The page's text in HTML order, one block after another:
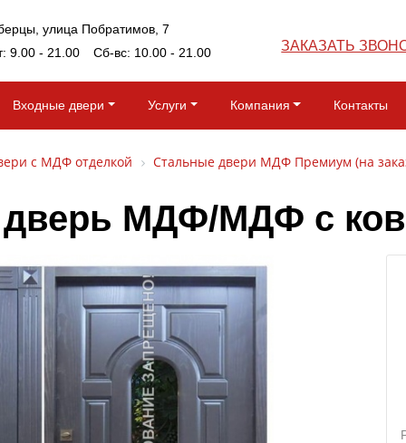
улица Побратимов, 7
9.00 - 21.00 Сб-вс: 10.00 - 21.00
ЗАКАЗАТЬ
Входные двери Услуги Компания Контакты
с МДФ отделкой Стальные двери МДФ Премиум (на
дверь МДФ/МДФ с